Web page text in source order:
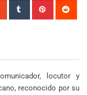
StumbleUpon
Tumblr Pinterest
locutor y
reconocido por su